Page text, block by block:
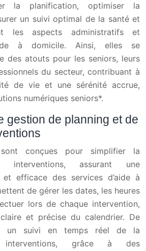
la planification, optimiser la
un suivi optimal de la santé et
les aspects administratifs et
à domicile. Ainsi, elles se
des atouts pour les seniors, leurs
du secteur, contribuant à
de vie et une sérénité accrue,
numériques seniors*.
gestion de planning et de
conçues pour simplifier la
interventions, assurant une
efficace des services d’aide à
de gérer les dates, les heures
lors de chaque intervention,
et précise du calendrier. De
un suivi en temps réel de la
interventions, grâce à des